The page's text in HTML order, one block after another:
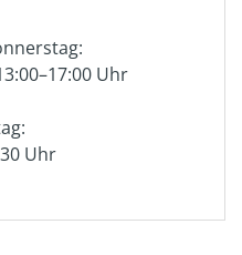
Uhr
Uhr